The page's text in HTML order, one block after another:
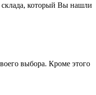
склада, который Вы нашли
выбора. Кроме этого